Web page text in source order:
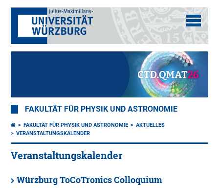
FAKULTÄT FÜR PHYSIK UND ASTRONOMIE
FAKULTÄT FÜR PHYSIK UND ASTRONOMIE
AKTUELLES
VERANSTALTUNGSKALENDER
Veranstaltungskalender
Würzburg ToCoTronics Colloquium